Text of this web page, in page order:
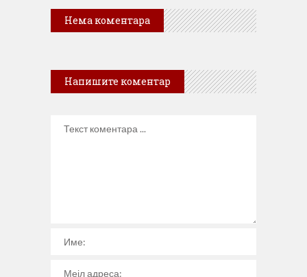
Нема коментара
Напишите коментар